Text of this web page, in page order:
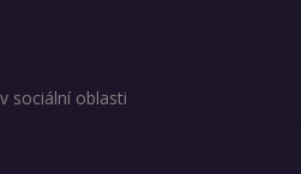
sociální oblasti